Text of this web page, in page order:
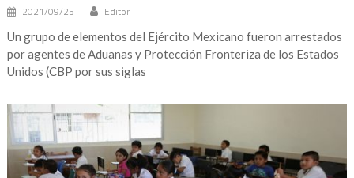
2021/09/25 Editor
Un grupo de elementos del Ejército Mexicano fueron arrestados
por agentes de Aduanas y Protección Fronteriza de los Estados
Unidos (CBP por sus siglas